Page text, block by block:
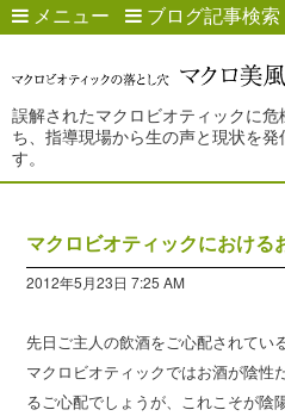
メニュー ブログ記事検索
誤解されたマクロビオティックに危
ち、指導現場から生の声と現状を発
す。
マクロビオティックにおける
2012年5月23日 7:25 AM
先日ご主人の飲酒をご心配されてい
マクロビオティックではお酒が陰性
るご心配でしょうが、これこそが陰